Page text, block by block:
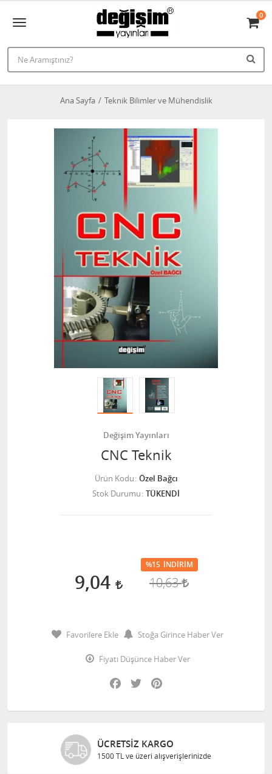
0
Ana Sayfa Teknik Bilimler ve Mühendislik
Değişim Yayınları
CNC Teknik
Ürün Kodu Özel Bağcı
Stok Durumu TÜKENDİ
9,04
%15 İNDIRIM
10,63
Favorilere Ekle Stoğa Girince Haber Ver
Fiyatı Düşünce Haber Ver
Facebook
Twitter
ÜCRETSIZ KARGO
1500 TL ve üzeri alışverişlerinizde